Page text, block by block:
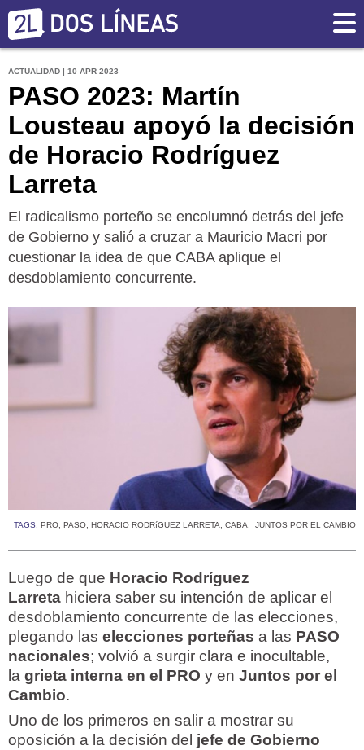
ACTUALIDAD | 10 APR 2023
PASO 2023: Martín
Lousteau apoyó la decisión
de Horacio Rodríguez
Larreta
El radicalismo porteño se encolumnó detrás del jefe
de Gobierno y salió a cruzar a Mauricio Macri por
cuestionar la idea de que CABA aplique el
desdoblamiento concurrente.
TAGS: PRO, PASO, HORACIO RODRíGUEZ LARRETA, CABA, JUNTOS POR EL CAMBIO
Luego de que Horacio Rodríguez
Larreta hiciera saber su intención de aplicar el
desdoblamiento concurrente de las elecciones,
plegando las elecciones porteñas a las PASO
nacionales; volvió a surgir clara e inocultable,
la grieta interna en el PRO y en Juntos por el
Cambio.
Uno de los primeros en salir a mostrar su
oposición a la decisión del jefe de Gobierno